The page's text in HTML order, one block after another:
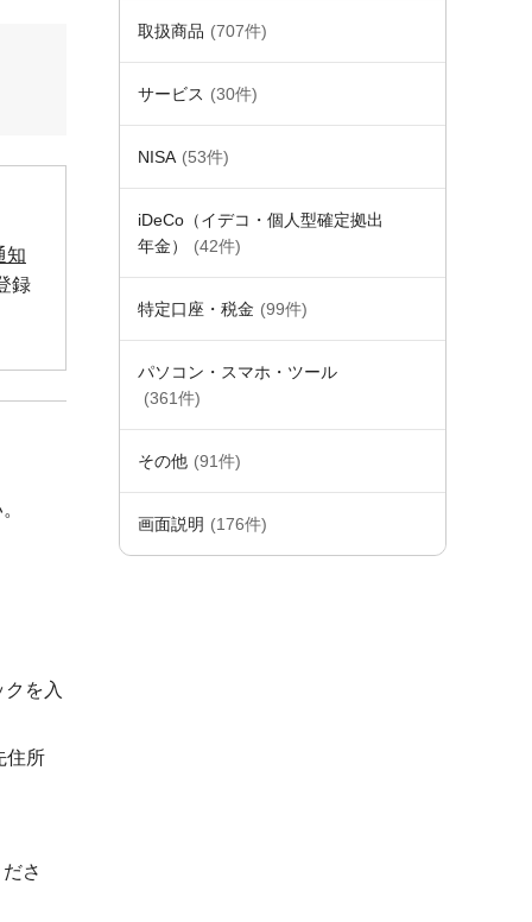
取扱商品 (707件)
サービス (30件)
NISA (53件)
iDeCo（イデコ・個人型確定拠出
年金）
(42件)
特定口座・税金 (99件)
パソコン・スマホ・ツール
(361件)
その他 (91件)
画面説明 (176件)
知
録
を入
住所
さ